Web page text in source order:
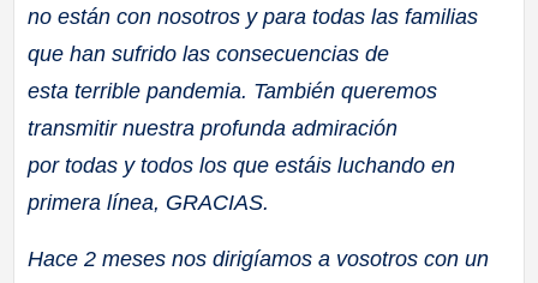
no están con nosotros y para todas las familias
que han sufrido las consecuencias de
esta terrible pandemia. También queremos
transmitir nuestra profunda admiración
por todas y todos los que estáis luchando en
primera línea, GRACIAS.
Hace 2 meses nos dirigíamos a vosotros con un